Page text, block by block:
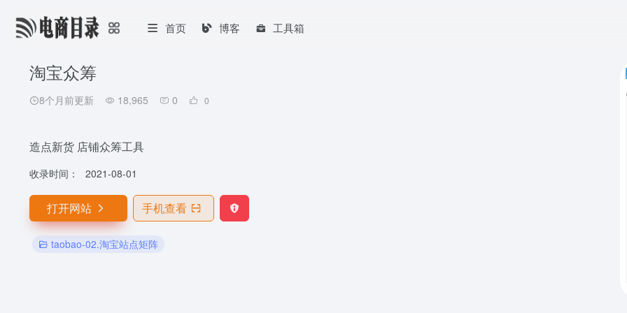
首页 博客 工具箱
淘宝众筹
8个月前更新 18,965 0 0
造点新货 店铺众筹工具
收录时间： 2021-08-01
打开网站 手机查看
taobao-02.淘宝站点矩阵